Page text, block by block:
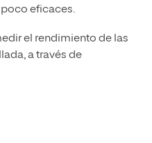
eficaces.
el rendimiento de las
a través de